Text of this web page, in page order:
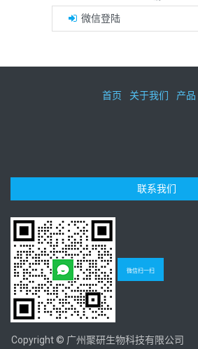
微信登陆
首页 关于我们 产品
联系我们
微信扫一扫
Copyright © 广州聚研生物科技有限公司